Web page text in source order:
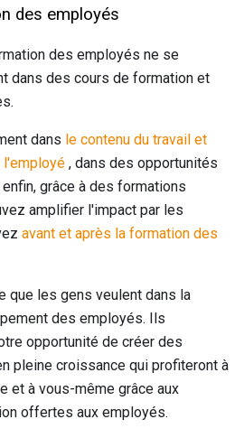
des employés
des employés ne se
dans des cours de formation et
dans le contenu du travail et
, dans des opportunités
grâce à des formations
amplifier l'impact par les
avant et après la formation des
que les gens veulent dans la
des employés. Ils
opportunité de créer des
pleine croissance qui profiteront à
et à vous-même grâce aux
offertes aux employés.